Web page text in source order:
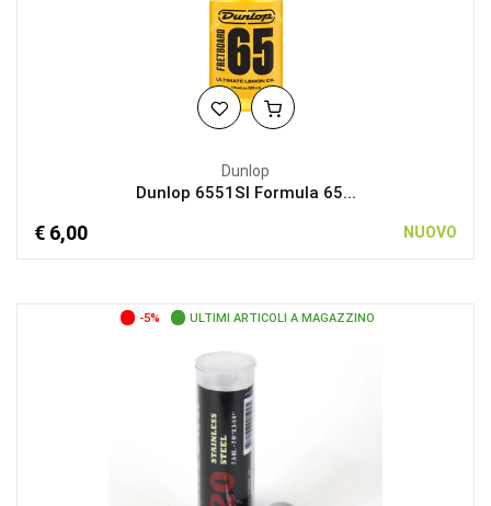
Dunlop
Dunlop 6551SI Formula 65...
€ 6,00 NUOVO
-5% ULTIMI ARTICOLI A MAGAZZINO